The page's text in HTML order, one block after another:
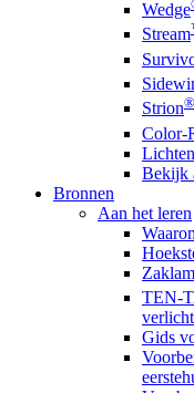
Wedge
Stream
Strion®
Color-
Bekijk
Bronnen
Aan het leren
TEN-
Gids